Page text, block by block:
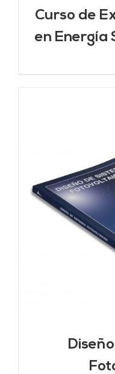
Curso de
en Energía